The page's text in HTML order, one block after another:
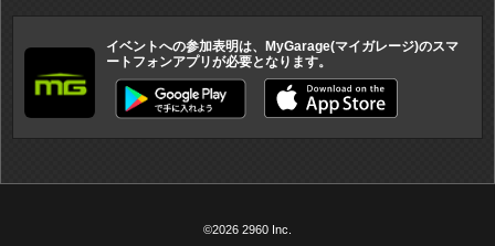
イベントへの参加表明は、MyGarage(マイガレージ)のスマ
ートフォンアプリが必要となります。
©2026 2960 Inc.